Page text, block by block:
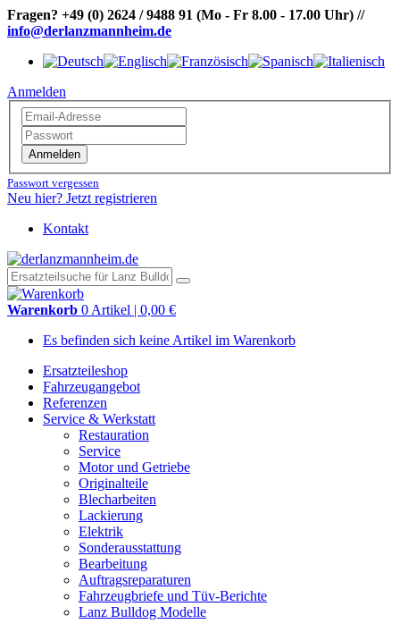
Fragen? +49 (0) 2624 / 9488 91 (Mo - Fr 8.00 - 17.00 Uhr) //
info@derlanzmannheim.de
Anmelden
Anmelden
Passwort vergessen
Neu hier? Jetzt registrieren
Kontakt
Warenkorb 0 Artikel | 0,00 €
Es befinden sich keine Artikel im Warenkorb
Ersatzteileshop
Fahrzeugangebot
Referenzen
Service & Werkstatt
Restauration
Service
Motor und Getriebe
Originalteile
Blecharbeiten
Lackierung
Elektrik
Sonderausstattung
Bearbeitung
Auftragsreparaturen
Fahrzeugbriefe und Tüv-Berichte
Lanz Bulldog Modelle